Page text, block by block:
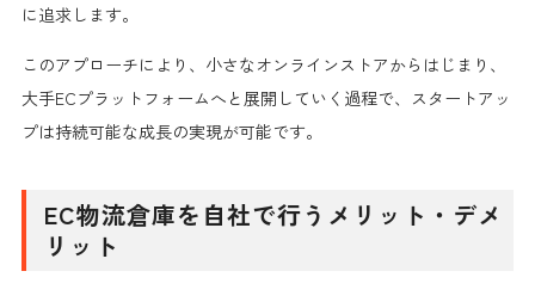
に追求します。
このアプローチにより、小さなオンラインストアからはじまり、
大手ECプラットフォームへと展開していく過程で、スタートアッ
プは持続可能な成長の実現が可能です。
EC物流倉庫を自社で行うメリット・デメ
リット